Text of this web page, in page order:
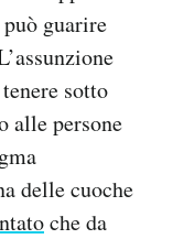
guarire
sotto
alle persone
delle cuoche
che da